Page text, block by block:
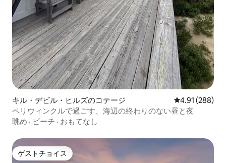
キル・デビル・ヒルズのコテージ レビュー288
4.91 (288)
ペリウィンクルで過ごす、海辺の終わりのない昼と夜
眺め · ビーチ · おもてなし
ゲストチョイス
ゲストチョイス